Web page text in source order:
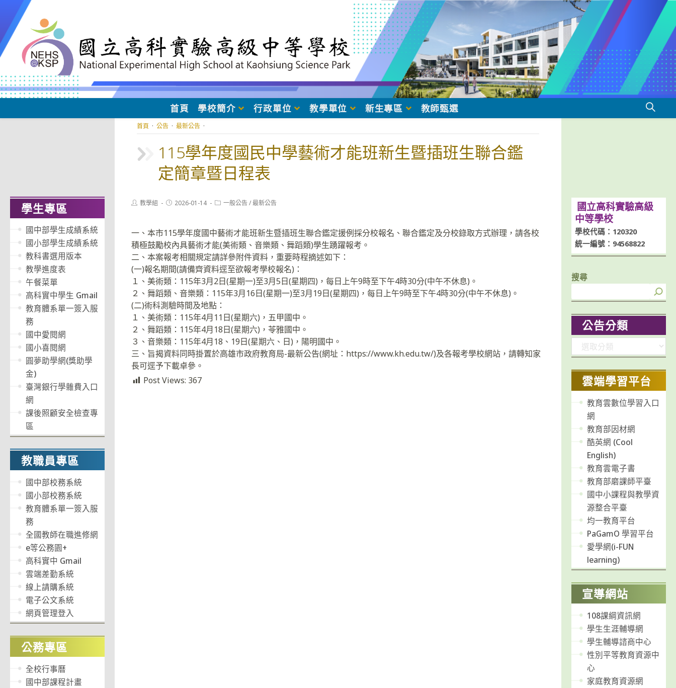
至
主
要
容
首頁 學校簡介 行政單位 教學單位 新生專區 教師甄選
115學年度國民中學藝術才能班新生暨插班生聯合鑑
定簡章暨日程表
首頁 · 公告 · 最新公告 ·
Post教學組
Post2026-01-14
Post一般公告 / 最新公告
一、本市115學年度國中藝術才能班新生暨插班生聯合鑑定援例採分校報名、聯合鑑定及分校錄取方式辦理，請各校
積極鼓勵校內具藝術才能(美術類、音樂類、舞蹈類)學生踴躍報考。
二、本案報考相關規定請詳參附件資料，重要時程摘述如下：
(一)報名期間(請備齊資料逕至欲報考學校報名)：
１、美術類：115年3月2日(星期一)至3月5日(星期四)，每日上午9時至下午4時30分(中午不休息)。
２、舞蹈類、音樂類：115年3月16日(星期一)至3月19日(星期四)，每日上午9時至下午4時30分(中午不休息)。
(二)術科測驗時間及地點：
１、美術類：115年4月11日(星期六)，五甲國中。
２、舞蹈類：115年4月18日(星期六)，苓雅國中。
３、音樂類：115年4月18、19日(星期六、日)，陽明國中。
三、旨揭資料同時掛置於高雄市政府教育局-最新公告(網址：https://www.kh.edu.tw/)及各報考學校網站，請轉知家
長可逕予下載卓參。
Post Views: 367
學生專區
國中部學生成績系統
國小部學生成績系統
教科書選用版本
教學進度表
午餐菜單
高科實中學生 Gmail
教育體系單一簽入服
務
國中愛閱網
國小喜閱網
圓夢助學網(獎助學
金)
臺灣銀行學雜費入口
網
課後照顧安全檢查專
區
教職員專區
國中部校務系統
國小部校務系統
教育體系單一簽入服
務
全國教師在職進修網
e等公務園+
高科實中 Gmail
雲端差勤系統
線上請購系統
電子公文系統
網頁管理登入
公務專區
全校行事曆
國中部課程計畫
國立高科實驗高級
中等學校
學校代碼：120320
統一編號：94568822
搜尋
公告分類
類
雲端學習平台
教育雲數位學習入口
網
教育部因材網
酷英網 (Cool
English)
教育雲電子書
教育部磨課師平臺
國中小課程與教學資
源整合平臺
均一教育平台
PaGamO 學習平台
愛學網(i-FUN
learning)
宣導網站
108課綱資訊網
學生生涯輔導網
學生輔導諮商中心
性別平等教育資源中
心
家庭教育資源網